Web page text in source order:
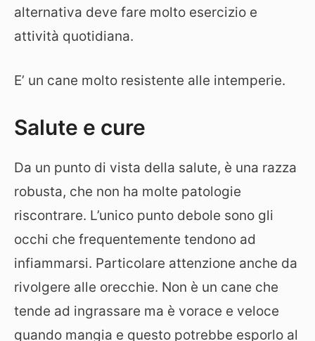
alternativa deve fare molto esercizio e
attività quotidiana.
E’ un cane molto resistente alle intemperie.
Salute e cure
Da un punto di vista della salute, è una razza
robusta, che non ha molte patologie
riscontrare. L’unico punto debole sono gli
occhi che frequentemente tendono ad
infiammarsi. Particolare attenzione anche da
rivolgere alle orecchie. Non è un cane che
tende ad ingrassare ma è vorace e veloce
quando mangia e questo potrebbe esporlo al